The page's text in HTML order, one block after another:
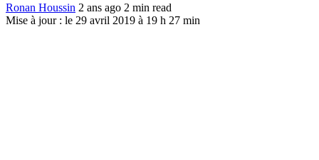
Ronan Houssin 2 ans ago 2 min read
Mise à jour : le 29 avril 2019 à 19 h 27 min